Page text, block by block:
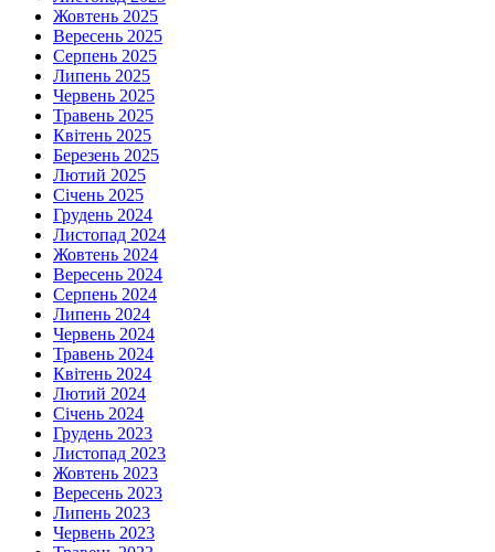
Жовтень 2025
Вересень 2025
Серпень 2025
Липень 2025
Червень 2025
Травень 2025
Квітень 2025
Березень 2025
Лютий 2025
Січень 2025
Грудень 2024
Листопад 2024
Жовтень 2024
Вересень 2024
Серпень 2024
Липень 2024
Червень 2024
Травень 2024
Квітень 2024
Лютий 2024
Січень 2024
Грудень 2023
Листопад 2023
Жовтень 2023
Вересень 2023
Липень 2023
Червень 2023